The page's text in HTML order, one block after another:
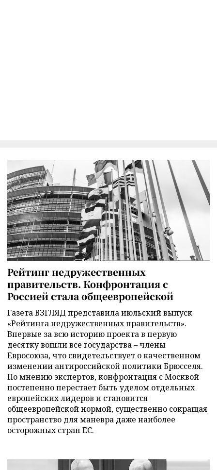
Рейтинг недружественных
правительств. Конфронтация с
Россией стала общеевропейской
Газета ВЗГЛЯД представила июльский выпуск
«Рейтинга недружественных правительств».
Впервые за всю историю проекта в первую
десятку вошли все государства – члены
Евросоюза, что свидетельствует о качественном
изменении антироссийской политики Брюсселя.
По мнению экспертов, конфронтация с Москвой
постепенно перестает быть уделом отдельных
европейских лидеров и становится
общеевропейской нормой, существенно сокращая
пространство для маневра даже наиболее
осторожных стран ЕС.